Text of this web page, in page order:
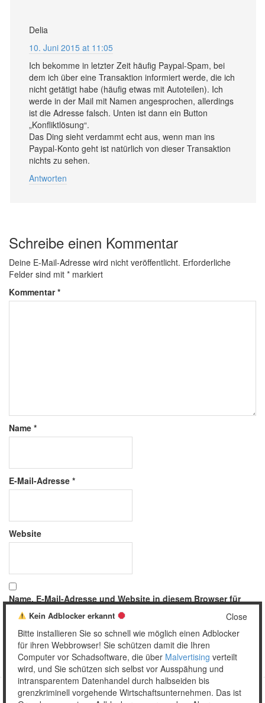
Delia
10. Juni 2015 at 11:05
Ich bekomme in letzter Zeit häufig Paypal-Spam, bei
dem ich über eine Transaktion informiert werde, die ich
nicht getätigt habe (häufig etwas mit Autoteilen). Ich
werde in der Mail mit Namen angesprochen, allerdings
ist die Adresse falsch. Unten ist dann ein Button
„Konfliktlösung“.
Das Ding sieht verdammt echt aus, wenn man ins
Paypal-Konto geht ist natürlich von dieser Transaktion
nichts zu sehen.
Antworten
Schreibe einen Kommentar
Deine E-Mail-Adresse wird nicht veröffentlicht. Erforderliche
Felder sind mit * markiert
Kommentar*
Name *
E-Mail-Adresse *
Website
Name, E-Mail-Adresse und Website in diesem Browser für
meinen nächsten Kommentar speichern.
Close
Kein Adblocker erkannt
Bitte installieren Sie so schnell wie möglich einen Adblocker
für ihren Webbrowser! Sie schützen damit die Ihren
Computer vor Schadsoftware, die über Malvertising verteilt
wird, und Sie schützen sich selbst vor Ausspähung und
intransparentem Datenhandel durch halbseiden bis
grenzkriminell vorgehende Wirtschaftsunternehmen. Das ist